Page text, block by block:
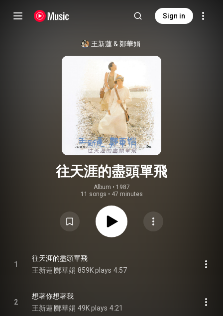
Sign in
王新蓮 & 鄭華娟
往天涯的盡頭單飛
Album • 1987
11 songs • 47 minutes
1
往天涯的盡頭單飛
王新蓮∣鄭華娟 859K plays 4:57
2
想著你想著我
王新蓮∣鄭華娟 49K plays 4:21